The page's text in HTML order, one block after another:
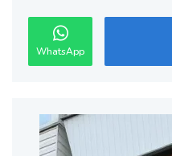
WhatsApp